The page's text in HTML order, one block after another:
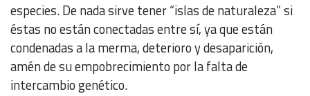
especies. De nada sirve tener “islas de naturaleza” si
éstas no están conectadas entre sí, ya que están
condenadas a la merma, deterioro y desaparición,
amén de su empobrecimiento por la falta de
intercambio genético.